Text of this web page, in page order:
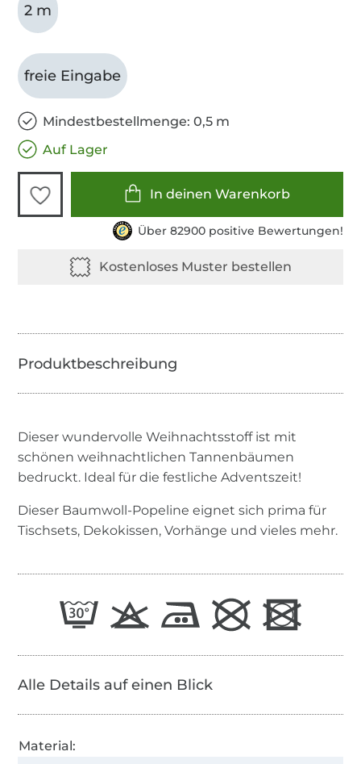
2 m
freie Eingabe
Mindestbestellmenge: 0,5 m
Auf Lager
In deinen Warenkorb
Über 82900 positive Bewertungen!
Dieser wundervolle Weihnachtsstoff ist mit
schönen weihnachtlichen Tannenbäumen
bedruckt. Ideal für die festliche Adventszeit!
Dieser Baumwoll-Popeline eignet sich prima für
Tischsets, Dekokissen, Vorhänge und vieles mehr.
Alle Details auf einen Blick
Material: